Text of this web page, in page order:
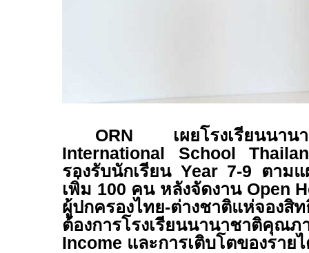
ORN เผยโรงเรียน
International School
รองรับนักเรียน Year 7-9 ตามแ
เพิ่ม 100 คน หลังจัดงาน Open
ผู้ปกครองไทย-ต่างชาติแห่จอ
ต้องการโรงเรียนนานาชาติคุ
Income และการเติบโตของราย